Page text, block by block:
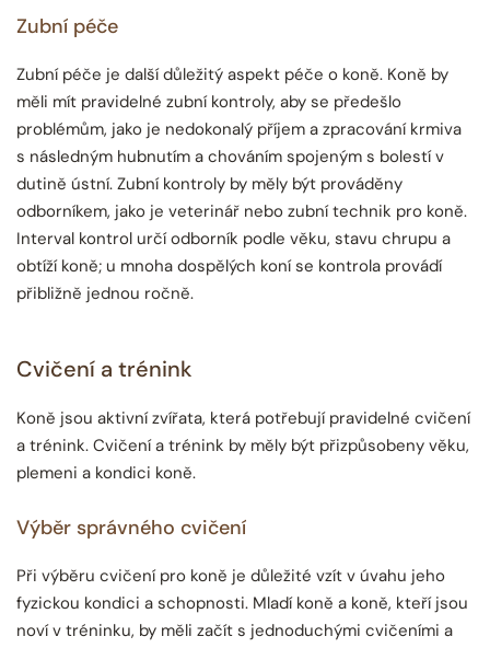
Zubní péče
Zubní péče je další důležitý aspekt péče o koně. Koně by
měli mít pravidelné zubní kontroly, aby se předešlo
problémům, jako je nedokonalý příjem a zpracování krmiva
s následným hubnutím a chováním spojeným s bolestí v
dutině ústní. Zubní kontroly by měly být prováděny
odborníkem, jako je veterinář nebo zubní technik pro koně.
Interval kontrol určí odborník podle věku, stavu chrupu a
obtíží koně; u mnoha dospělých koní se kontrola provádí
přibližně jednou ročně.
Cvičení a trénink
Koně jsou aktivní zvířata, která potřebují pravidelné cvičení
a trénink. Cvičení a trénink by měly být přizpůsobeny věku,
plemeni a kondici koně.
Výběr správného cvičení
Při výběru cvičení pro koně je důležité vzít v úvahu jeho
fyzickou kondici a schopnosti. Mladí koně a koně, kteří jsou
noví v tréninku, by měli začít s jednoduchými cvičeními a